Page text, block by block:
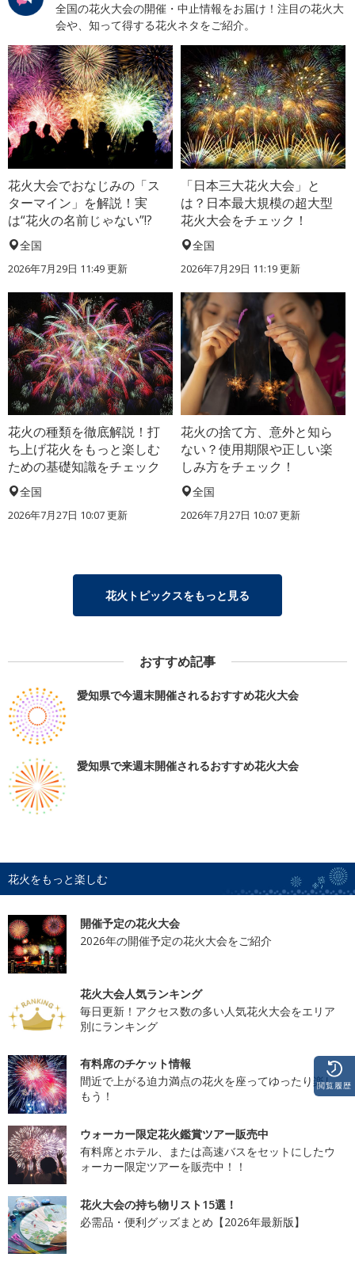
全国の花火大会の開催・中止情報をお届け！注目の花火大
会や、知って得する花火ネタをご紹介。
花火大会でおなじみの「ス
ターマイン」を解説！実
は“花火の名前じゃない”!?
全国
2026年7月29日 11:49 更新
「日本三大花火大会」と
は？日本最大規模の超大型
花火大会をチェック！
全国
2026年7月29日 11:19 更新
花火の種類を徹底解説！打
ち上げ花火をもっと楽しむ
ための基礎知識をチェック
全国
2026年7月27日 10:07 更新
花火の捨て方、意外と知ら
ない？使用期限や正しい楽
しみ方をチェック！
全国
2026年7月27日 10:07 更新
花火トピックスをもっと見る
おすすめ記事
愛知県で今週末開催されるおすすめ花火大会
愛知県で来週末開催されるおすすめ花火大会
花火をもっと楽しむ
開催予定の花火大会
2026年の開催予定の花火大会をご紹介
花火大会人気ランキング
毎日更新！アクセス数の多い人気花火大会をエリア
別にランキング
有料席のチケット情報
間近で上がる迫力満点の花火を座ってゆったり楽し
もう！
ウォーカー限定花火鑑賞ツアー販売中
有料席とホテル、または高速バスをセットにしたウ
ォーカー限定ツアーを販売中！！
花火大会の持ち物リスト15選！
必需品・便利グッズまとめ【2026年最新版】
閲覧履歴